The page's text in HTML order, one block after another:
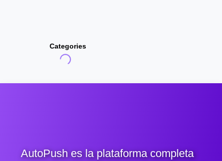
Categories
AutoPush es la plataforma completa